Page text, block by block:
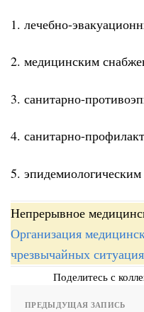
1. лечебно-
2. медицинским
3. санитарно-
4. санитарно-
5.
Непрерывное
Организация
чрезвычайных
Поделитесь с
ПРЕДЫДУЩАЯ ЗАПИСЬ